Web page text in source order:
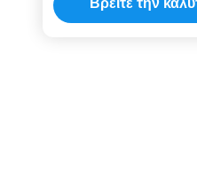
Βρείτε την